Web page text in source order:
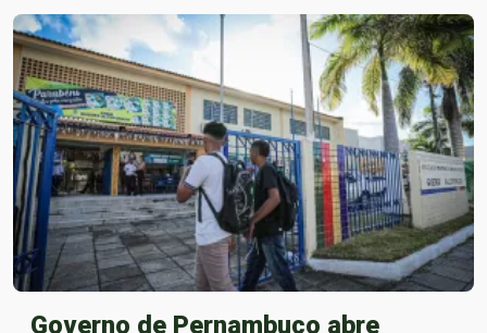
Governo de Pernambuco abre